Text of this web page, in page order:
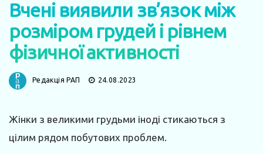
Вчені виявили зв’язок між
розміром грудей і рівнем
фізичної активності
Редакція РАП 24.08.2023
Жінки з великими грудьми іноді стикаються з
цілим рядом побутових проблем.